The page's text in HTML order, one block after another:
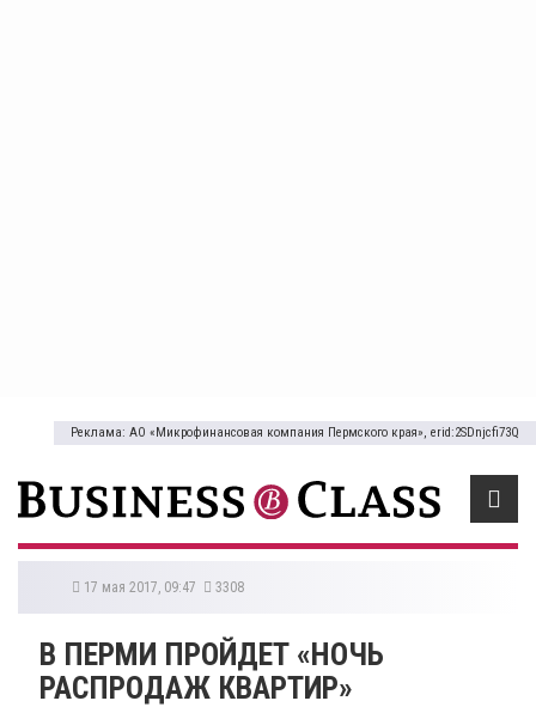
Реклама: АО «Микрофинансовая компания Пермского края», erid:2SDnjcfi73Q
17 мая 2017, 09:47 3308
В ПЕРМИ ПРОЙДЕТ «НОЧЬ
РАСПРОДАЖ КВАРТИР»